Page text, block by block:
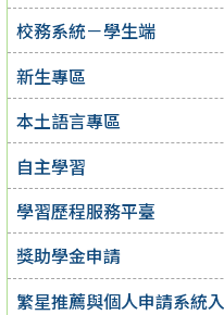
校務系統－學生端
新生專區
本土語言專區
自主學習
學習歷程服務平臺
獎助學金申請
繁星推薦與個人申請系統